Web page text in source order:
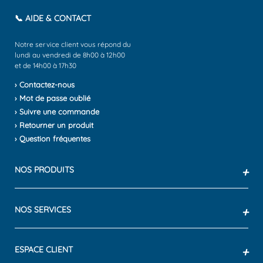
📞 AIDE & CONTACT
Notre service client vous répond du
lundi au vendredi de 8h00 à 12h00
et de 14h00 à 17h30
› Contactez-nous
› Mot de passe oublié
› Suivre une commande
› Retourner un produit
› Question fréquentes
NOS PRODUITS +
NOS SERVICES +
ESPACE CLIENT +